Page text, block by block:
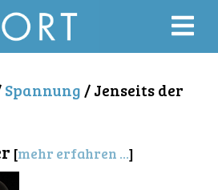
Spannung/ Jenseits der
[mehr erfahren ...]